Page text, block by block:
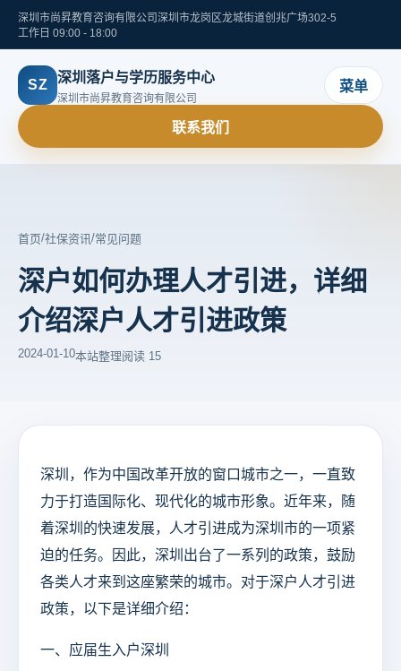
深圳市尚昇教育咨询有限公司 深圳市龙岗区龙城街道创兆广场302-5
工作日 09:00 - 18:00
SZ 深圳落户与学历服务中心
深圳市尚昇教育咨询有限公司
菜单
联系我们
首页/社保资讯/常见问题
深户如何办理人才引进，详细
介绍深户人才引进政策
2024-01-10本站整理阅读 15
深圳，作为中国改革开放的窗口城市之一，一直致
力于打造国际化、现代化的城市形象。近年来，随
着深圳的快速发展，人才引进成为深圳市的一项紧
迫的任务。因此，深圳出台了一系列的政策，鼓励
各类人才来到这座繁荣的城市。对于深户人才引进
政策，以下是详细介绍：
一、应届生入户深圳